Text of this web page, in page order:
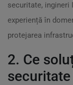
securitate, ingineri
experiență în
protejarea
2. Ce
securitate